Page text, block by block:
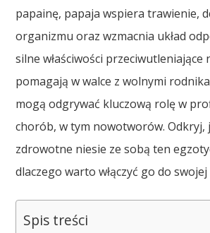
papainę, papaja wspiera trawienie,
organizmu oraz wzmacnia układ
silne właściwości przeciwutleniające
pomagają w walce z wolnymi
mogą odgrywać kluczową rolę w
chorób, w tym nowotworów. Odkryj,
zdrowotne niesie ze sobą ten
dlaczego warto włączyć go do
Spis treści